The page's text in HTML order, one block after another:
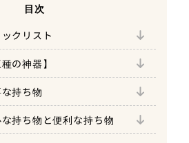
目次
クリスト
加える持ち物チェックリスト
必要な持ち物チェックリスト
必要な持ち物チェックリスト
たアイテムリスト
の神器】
ント
パック）
ント
ント
持ち物
ていくべき「必需品」リスト
またはGPSアプリ）
備電池も）
選び方のポイント
ション
イント
ーバー、チョコレートな
持ち物と便利な持ち物
シーと便利グッズ」のリスト
ァーストエイドキット）
イント
ップ
イント
小屋泊】の持ち物
」に必要なプラスアルファの持
ツ
ト
寝袋）
ー
夏・冬】
】